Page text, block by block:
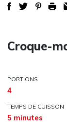
Croque-
PORTIONS
4
TEMPS DE CUISSON
5 minutes